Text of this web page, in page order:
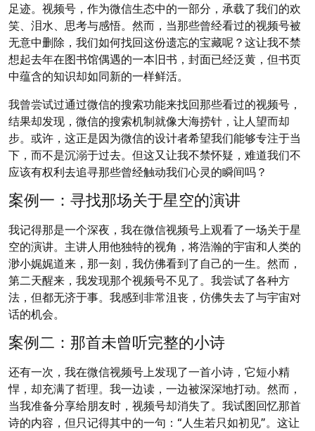
足迹。视频号，作为微信生态中的一部分，承载了我们的欢
笑、泪水、思考与感悟。然而，当那些曾经看过的视频号被
无意中删除，我们如何找回这份遗忘的宝藏呢？这让我不禁
想起去年在图书馆偶遇的一本旧书，封面已经泛黄，但书页
中蕴含的知识却如同新的一样鲜活。
我曾尝试过通过微信的搜索功能来找回那些看过的视频号，
结果却发现，微信的搜索机制就像大海捞针，让人望而却
步。或许，这正是因为微信的设计者希望我们能够专注于当
下，而不是沉溺于过去。但这又让我不禁怀疑，难道我们不
应该有权利去追寻那些曾经触动我们心灵的瞬间吗？
案例一：寻找那场关于星空的演讲
我记得那是一个深夜，我在微信视频号上观看了一场关于星
空的演讲。主讲人用他独特的视角，将浩瀚的宇宙和人类的
渺小娓娓道来，那一刻，我仿佛看到了自己的一生。然而，
第二天醒来，我发现那个视频号不见了。我尝试了各种方
法，但都无济于事。我感到非常沮丧，仿佛失去了与宇宙对
话的机会。
案例二：那首未曾听完整的小诗
还有一次，我在微信视频号上发现了一首小诗，它短小精
悍，却充满了哲理。我一边读，一边被深深地打动。然而，
当我准备分享给朋友时，视频号却消失了。我试图回忆那首
诗的内容，但只记得其中的一句：“人生若只如初见”。这让